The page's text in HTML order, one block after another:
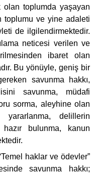
olan toplumda yaşayan
toplumu ve yine adaleti
de ilgilendirmektedir.
neticesi verilen ve
ibaret olan
Bu yönüyle, geniş bir
savunma hakkı,
savunma, müdafi
sorma, aleyhine olan
yararlanma, delillerin
hazır bulunma, kanun
haklar ve ödevler”
savunma hakkı;